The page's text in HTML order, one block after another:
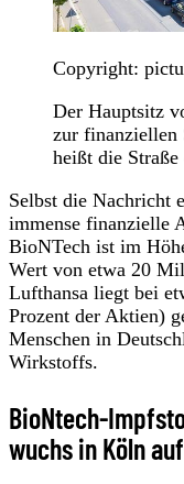
Copyright:
Der Hauptsitz
zur finanziellen
heißt die
Selbst die Nachricht
immense finanzielle
BioNTech ist im
Wert von etwa 20
Lufthansa liegt bei
Prozent der Aktien)
Menschen in
Wirkstoffs.
BioNtech-
wuchs in Köln auf